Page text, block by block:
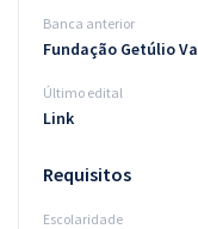
Banca anterior
Fundação Getúlio
Último edital
Link
Requisitos
Escolaridade